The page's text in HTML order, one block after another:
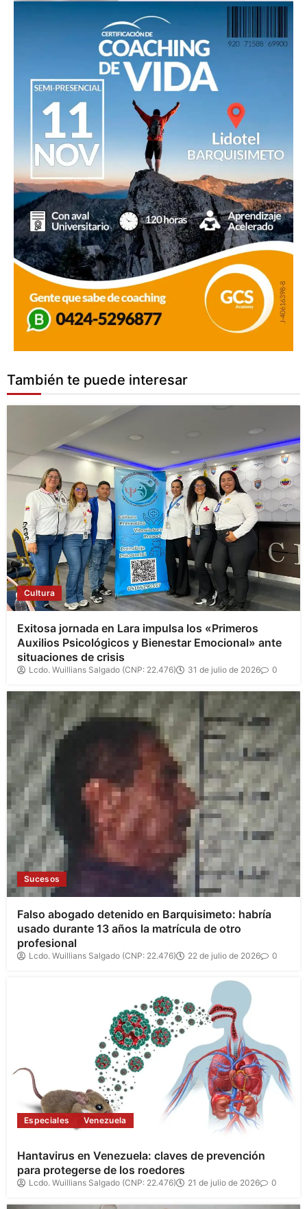
También te puede interesar
Cultura
Exitosa jornada en Lara impulsa los «Primeros
Auxilios Psicológicos y Bienestar Emocional» ante
situaciones de crisis
Lcdo. Wuillians Salgado (CNP: 22.476) 31 de julio de 2026 0
Sucesos
Falso abogado detenido en Barquisimeto: habría
usado durante 13 años la matrícula de otro
profesional
Lcdo. Wuillians Salgado (CNP: 22.476) 22 de julio de 2026 0
Especiales Venezuela
Hantavirus en Venezuela: claves de prevención
para protegerse de los roedores
Lcdo. Wuillians Salgado (CNP: 22.476) 21 de julio de 2026 0